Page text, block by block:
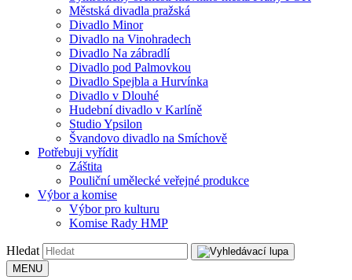
Městská divadla pražská
Divadlo Minor
Divadlo na Vinohradech
Divadlo Na zábradlí
Divadlo pod Palmovkou
Divadlo Spejbla a Hurvínka
Divadlo v Dlouhé
Hudební divadlo v Karlíně
Studio Ypsilon
Švandovo divadlo na Smíchově
Potřebuji vyřídit
Záštita
Pouliční umělecké veřejné produkce
Výbor a komise
Výbor pro kulturu
Komise Rady HMP
Hledat
MENU